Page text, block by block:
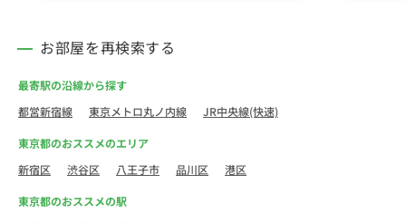
お部屋を再検索する
最寄駅の沿線から探す
都営新宿線
東京メトロ丸ノ内線 JR中央線(快速)
東京都のおススメのエリア
新宿区
渋谷区 八王子市 品川区 港区
東京都のおススメの駅